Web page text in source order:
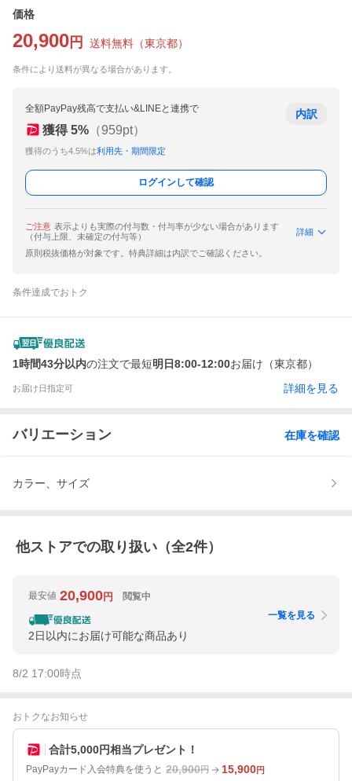
価格
20,900 円 送料無料 （東京都）
条件により送料が異なる場合があります。
全額PayPay残高で支払い&LINEと連携で
獲得 5% （959pt）
獲得のうち4.5%は利用先・期間限定
内訳
ログインして確認
ご注意 表示よりも実際の付与数・付与率が少ない場合があります
（付与上限、未確定の付与等）
詳細
原則税抜価格が対象です。特典詳細は内訳でご確認ください。
条件達成でおトク
1時間43分以内の注文で最短明日8:00-12:00お届け（東京都）
お届け日指定可 詳細を見る
バリエーション 在庫を確認
カラー、サイズ
他ストアでの取り扱い（全2件）
最安値 20,900円 閲覧中
2日以内にお届け可能な商品あり
一覧を見る
8/2 17:00時点
おトクなお知らせ
合計5,000円相当プレゼント！
PayPayカード入会特典を使うと 20,900円 15,900円